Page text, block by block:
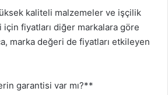
kaliteli malzemeler ve işçilik
için fiyatları diğer markalara göre
marka değeri de fiyatları etkileyen
garantisi var mı?**